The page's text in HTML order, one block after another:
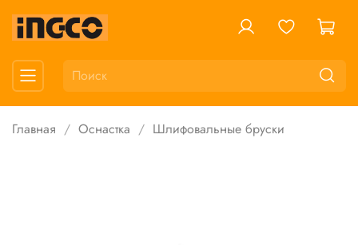
Главная Оснастка Шлифовальные бруски